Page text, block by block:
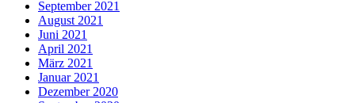
September 2021
August 2021
Juni 2021
April 2021
März 2021
Januar 2021
Dezember 2020